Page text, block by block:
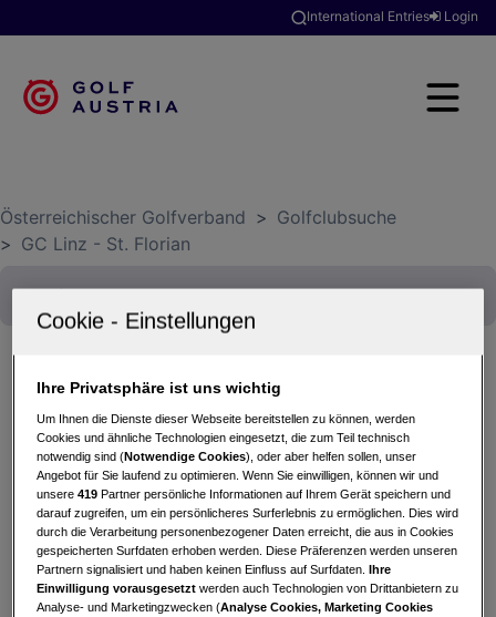
International Entries Login
Österreichischer Golfverband > Golfclubsuche
> GC Linz - St. Florian
TURKISH AIRLINES & GOLFREISEN ARMBRÜSTER
TROPHY powered by DR. THEISS
23.06.2026 - Einzel (Stableford)
GC Linz - St. Florian
Turnierinfo
Nennliste Startzeiten
Bruttowertung Nettowertung Statistik
Ihre Privatsphäre ist uns wichtig
Um Ihnen die Dienste dieser Webseite bereitstellen zu können, werden
Cookies und ähnliche Technologien eingesetzt, die zum Teil technisch
notwendig sind (Notwendige Cookies), oder aber helfen sollen, unser
Angebot für Sie laufend zu optimieren. Wenn Sie einwilligen, können wir und
unsere419 Partner persönliche Informationen auf Ihrem Gerät speichern und
darauf zugreifen, um ein persönlicheres Surferlebnis zu ermöglichen. Dies wird
durch die Verarbeitung personenbezogener Daten erreicht, die aus in Cookies
gespeicherten Surfdaten erhoben werden. Diese Präferenzen werden unseren
Partnern signalisiert und haben keinen Einfluss auf Surfdaten.Ihre
Einwilligung vorausgesetzt werden auch Technologien von Drittanbietern zu
Analyse- und Marketingzwecken (Analyse Cookies, Marketing Cookies